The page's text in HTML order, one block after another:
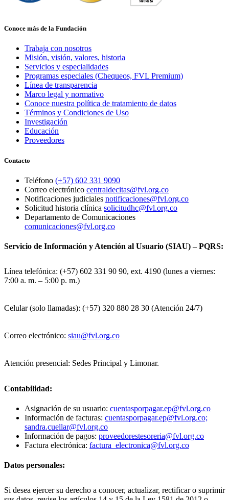
Conoce más de la Fundación
Trabaja con nosotros
Misión, visión, valores, historia
Servicios y especialidades
Programas especiales (Chequeos, FVL Premium)
Línea de transparencia
Marco legal y normativo
Conoce nuestra política de tratamiento de datos
Términos y Condiciones de Uso
Investigación
Educación
Proveedores
Contacto
Teléfono (+57) 602 331 9090
Correo electrónico centraldecitas@fvl.org.co
Notificaciones judiciales notificaciones@fvl.org.co
Solicitud historia clínica solicitudhc@fvl.org.co
Departamento de Comunicaciones
comunicaciones@fvl.org.co
Servicio de Información y Atención al Usuario (SIAU) – PQRS:
Línea telefónica: (+57) 602 331 90 90, ext. 4190 (lunes a viernes:
7:00 a. m. – 5:00 p. m.)
Celular (solo llamadas): (+57) 320 880 28 30 (Atención 24/7)
Correo electrónico: siau@fvl.org.co
Atención presencial: Sedes Principal y Limonar.
Contabilidad:
Asignación de su usuario: cuentasporpagar.ep@fvl.org.co
Información de facturas: cuentasporpagar.ep@fvl.org.co;
sandra.cuellar@fvl.org.co
Información de pagos: proveedorestesoreria@fvl.org.co
Factura electrónica: factura_electronica@fvl.org.co
Datos personales:
Si desea ejercer su derecho a conocer, actualizar, rectificar o suprimir